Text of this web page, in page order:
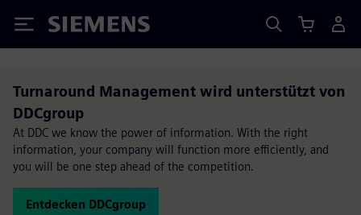
Siemens
Turnaround Management wird unterstützt von
DDCgroup
At DDC we know the power of information. With the right
information, your company will function more efficiently, and
you will be one step ahead of the competition.
Entdecken DDCgroup